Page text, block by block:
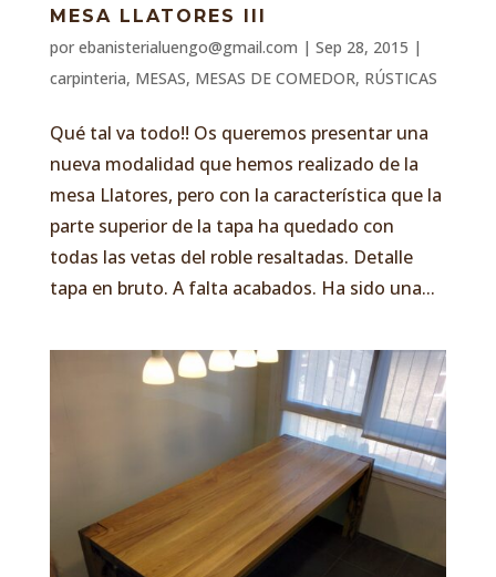
MESA LLATORES III
por ebanisterialuengo@gmail.com | Sep 28, 2015 |
carpinteria, MESAS, MESAS DE COMEDOR, RÚSTICAS
Qué tal va todo!! Os queremos presentar una
nueva modalidad que hemos realizado de la
mesa Llatores, pero con la característica que la
parte superior de la tapa ha quedado con
todas las vetas del roble resaltadas. Detalle
tapa en bruto. A falta acabados. Ha sido una...